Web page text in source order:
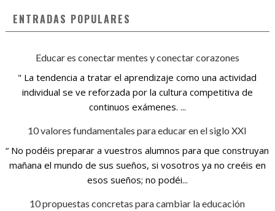
ENTRADAS POPULARES
Educar es conectar mentes y conectar corazones
" La tendencia a tratar el aprendizaje como una actividad
individual se ve reforzada por la cultura competitiva de
continuos exámenes. ...
10 valores fundamentales para educar en el siglo XXI
“ No podéis preparar a vuestros alumnos para que construyan
mañana el mundo de sus sueños, si vosotros ya no creéis en
esos sueños; no podéi...
10 propuestas concretas para cambiar la educación